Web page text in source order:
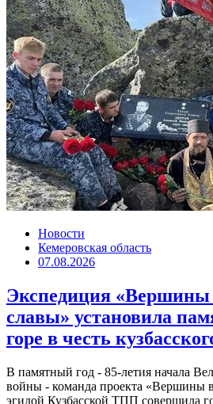
Новости
Кемеровская область
07.08.2026
Экспедиция «Вершины
славы» установила
горе в честь
В памятный год - 85-летия начала
войны - команда проекта «Вершины
эгидой Кузбасской ТПП совершила